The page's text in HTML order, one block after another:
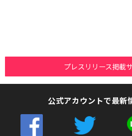
プレスリリース掲載
公式アカウントで最新